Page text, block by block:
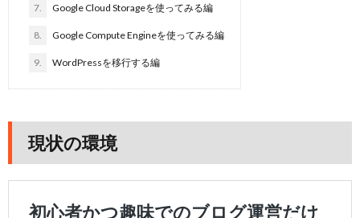
7. Google Cloud Storageを使ってみる編
8. Google Compute Engineを使ってみる編
9. WordPressを移行する編
現状の環境